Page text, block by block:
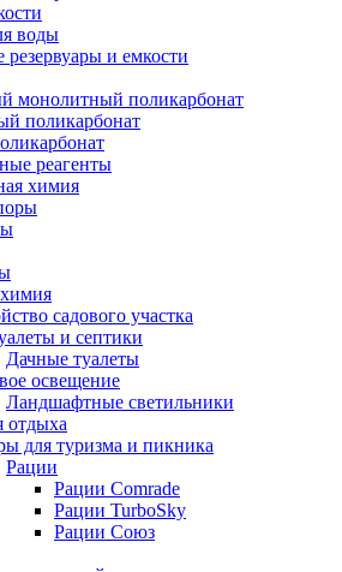
воды
и емкости
монолитный поликарбонат
поликарбонат
реагенты
химия
садового участка
и септики
Дачные туалеты
освещение
Ландшафтные светильники
отдыха
для туризма и пикника
Рации
Рации Comrade
Рации TurboSky
Рации Союз